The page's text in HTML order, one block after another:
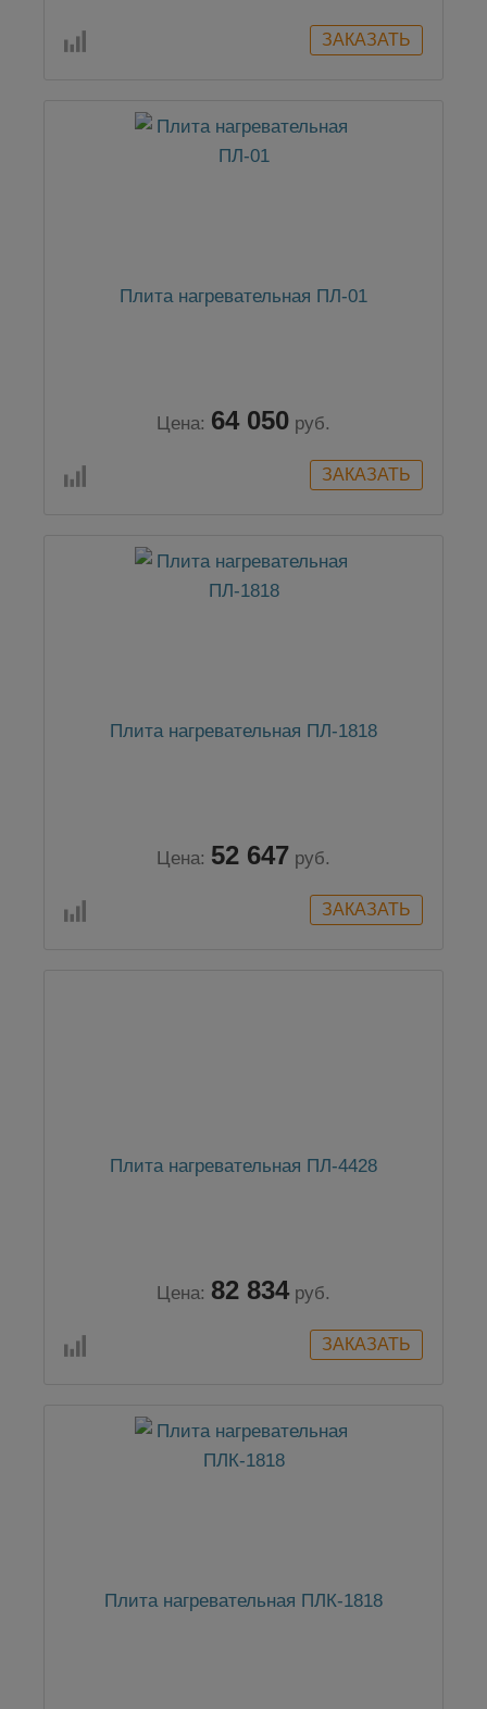
Плита нагревательная ПЛ-01
Цена: 64 050 руб.
Плита нагревательная ПЛ-1818
Цена: 52 647 руб.
Плита нагревательная ПЛ-4428
Цена: 82 834 руб.
Плита нагревательная ПЛК-1818